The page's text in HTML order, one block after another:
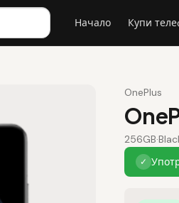
Начало Купи
OnePlus
256GB·
✓